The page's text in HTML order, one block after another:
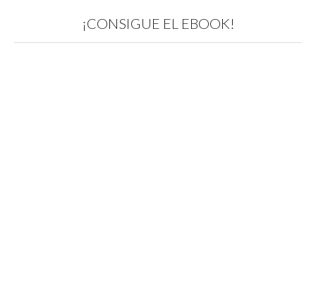
¡CONSIGUE EL EBOOK!